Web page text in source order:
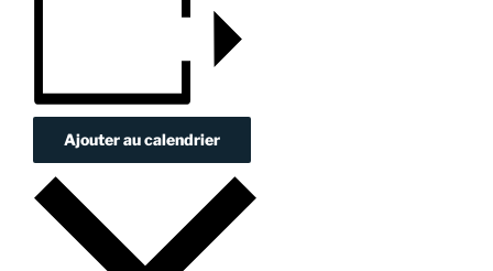
Ajouter au calendrier